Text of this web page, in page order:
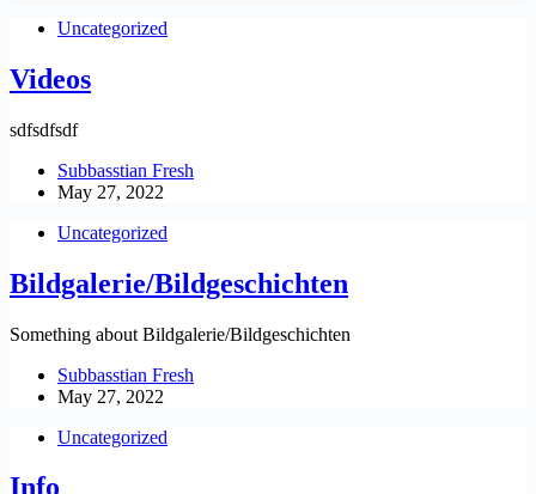
Uncategorized
Videos
sdfsdfsdf
Subbasstian Fresh
May 27, 2022
Uncategorized
Bildgalerie/Bildgeschichten
Something about Bildgalerie/Bildgeschichten
Subbasstian Fresh
May 27, 2022
Uncategorized
Info